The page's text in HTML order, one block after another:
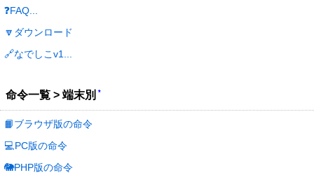
❓FAQ...
🔽ダウンロード
🔗なでしこv1...
命令一覧 > 端末別 *
📙ブラウザ版の命令
💻PC版の命令
🐘PHP版の命令